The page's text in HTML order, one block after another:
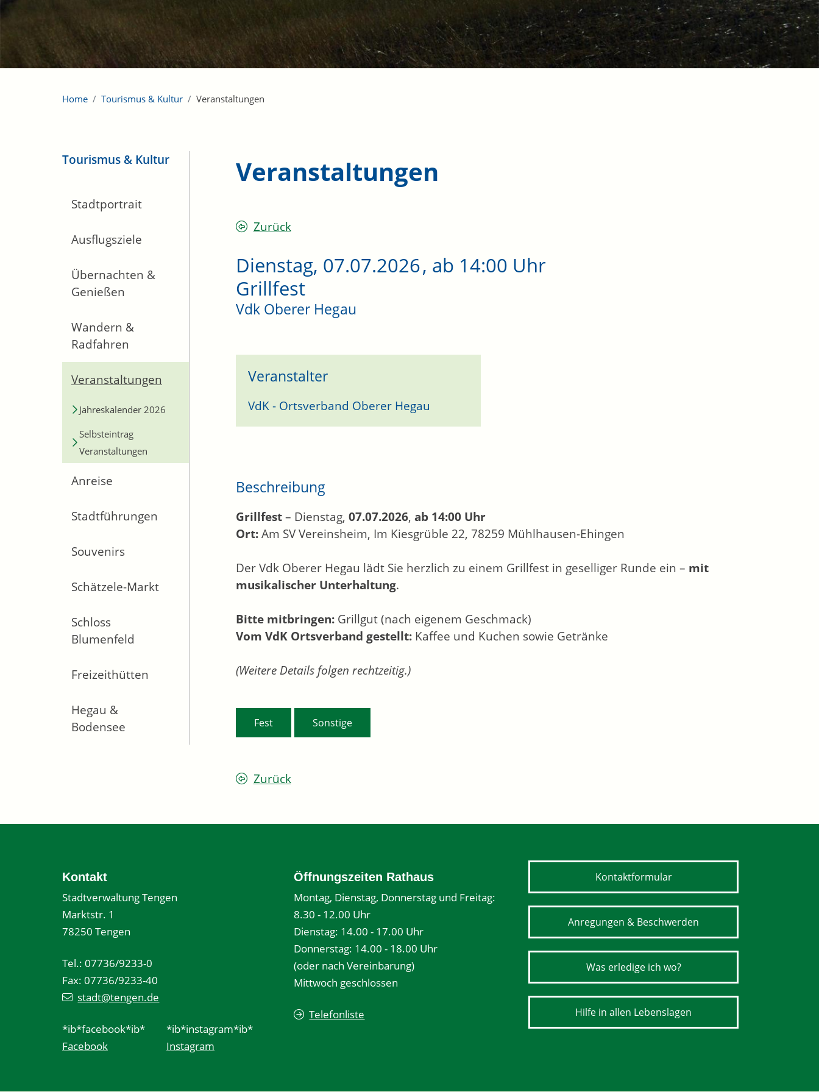
Home Tourismus & Kultur Veranstaltungen
Tourismus & Kultur
Stadtportrait
Ausflugsziele
Übernachten &
Genießen
Wandern &
Radfahren
Veranstaltungen
Jahreskalender 2026
Selbsteintrag
Veranstaltungen
Anreise
Stadtführungen
Souvenirs
Schätzele-Markt
Schloss
Blumenfeld
Freizeithütten
Hegau &
Bodensee
Veranstaltungen
Zurück
Dienstag, 07.07.2026, ab 14:00 Uhr
Grillfest
Vdk Oberer Hegau
Beschreibung
Grillfest– Dienstag, 07.07.2026, ab 14:00 Uhr
Ort:Am SV Vereinsheim, Im Kiesgrüble 22, 78259 Mühlhausen-Ehingen
Der Vdk Oberer Hegau lädt Sie herzlich zu einem Grillfest in geselliger Runde ein – mit
musikalischer Unterhaltung.
Bitte mitbringen: Grillgut (nach eigenem Geschmack)
Vom VdK Ortsverband gestellt: Kaffee und Kuchen sowie Getränke
(Weitere Details folgen rechtzeitig.)
Veranstalter
VdK - Ortsverband Oberer Hegau
Fest Sonstige
Zurück
Kontakt
Stadtverwaltung Tengen
Marktstr. 1
78250 Tengen
Tel.: 07736/9233-0
Fax: 07736/9233-40
stadt@tengen.de
*ib*facebook*ib*
Facebook
*ib*instagram*ib*
Instagram
Öffnungszeiten Rathaus
Montag, Dienstag, Donnerstag und Freitag:
8.30 - 12.00 Uhr
Dienstag: 14.00 - 17.00 Uhr
Donnerstag: 14.00 - 18.00 Uhr
(oder nach Vereinbarung)
Mittwoch geschlossen
Telefonliste
Kontaktformular
Anregungen & Beschwerden
Was erledige ich wo?
Hilfe in allen Lebenslagen